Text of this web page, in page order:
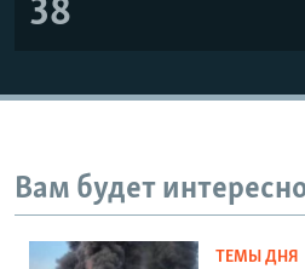
38
Вам будет
ТЕМЫ ДНЯ